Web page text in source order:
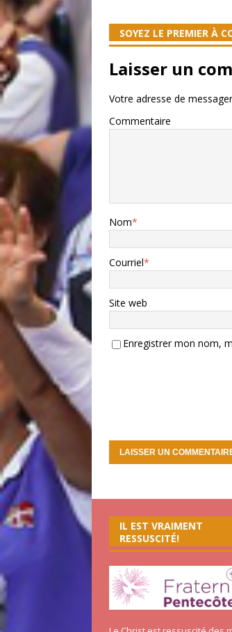
SOYEZ LE PREMIER À
Laisser un
Votre adresse de
Commentaire
Nom*
Courriel*
Site web
Enregistrer mon nom,
IL EST VRAIMENT
RESSUSCITÉ!